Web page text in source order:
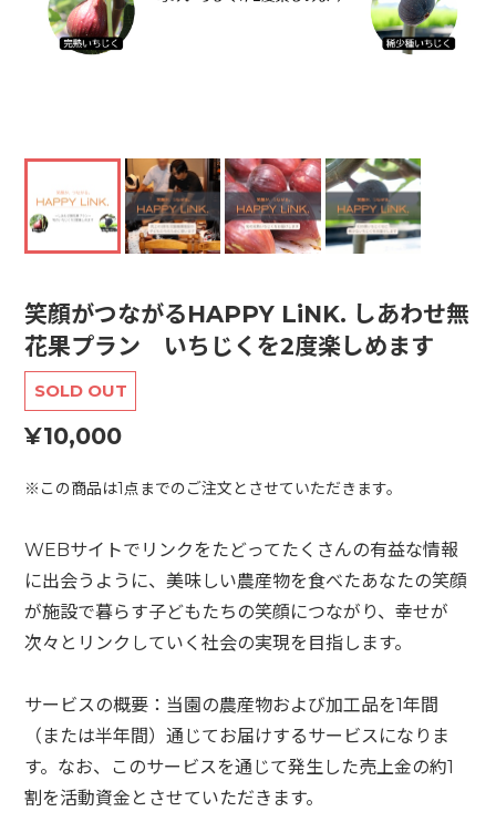
笑顔がつながるHAPPY LiNK. しあわせ無
花果プラン いちじくを2度楽しめます
¥10,000
SOLD OUT
※この商品は1点までのご注文とさせていただきます。
WEBサイトでリンクをたどってたくさんの有益な情報
に出会うように、美味しい農産物を食べたあなたの笑顔
が施設で暮らす子どもたちの笑顔につながり、幸せが
次々とリンクしていく社会の実現を目指します。
サービスの概要：当園の農産物および加工品を1年間
（または半年間）通じてお届けするサービスになりま
す。なお、このサービスを通じて発生した売上金の約1
割を活動資金とさせていただきます。